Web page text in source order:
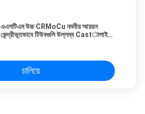
এএসটিএম উচ্চ CRMoCu নমনীয় আয়রন
কেন্দ্রীভূতভাবে টিউবগুলি উল্লম্ব Castালাই
চালিয়ে